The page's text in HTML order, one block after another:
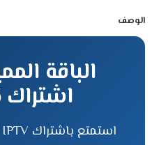
الوصف
اشتراك 6 أشهر